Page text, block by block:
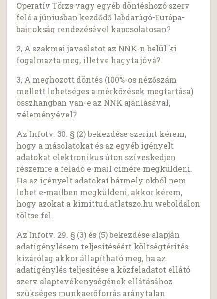
Operatív Törzs vagy egyéb döntéshozó szerv
felé a júniusban kezdődő labdarúgó-Európa-
bajnokság rendezésével kapcsolatosan?
2, A szakmai javaslatot az NNK-n belül ki
fogalmazta meg, illetve hagyta jóvá?
3, A meghozott döntés (100%-os nézőszám
mellett lehetséges a mérkőzések megtartása)
összhangban van-e az NNK ajánlásával,
véleményével?
Az Infotv. 30. § (2) bekezdése szerint kérem,
hogy a másolatokat és az egyéb igényelt
adatokat elektronikus úton szíveskedjen
részemre a feladó e-mail címére megküldeni.
Ha az igényelt adatokat bármely okból nem
lehet e-mailben megküldeni, akkor kérem,
hogy azokat a kimittud.atlatszo.hu weboldalon
töltse fel.
Az Infotv. 29. § (3) és (5) bekezdése alapján
adatigénylésem teljesítéséért költségtérítés
kizárólag akkor állapítható meg, ha az
adatigénylés teljesítése a közfeladatot ellátó
szerv alaptevékenységének ellátásához
szükséges munkaerőforrás aránytalan